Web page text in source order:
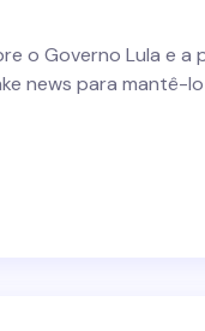
o Governo Lula e
news para mantê-